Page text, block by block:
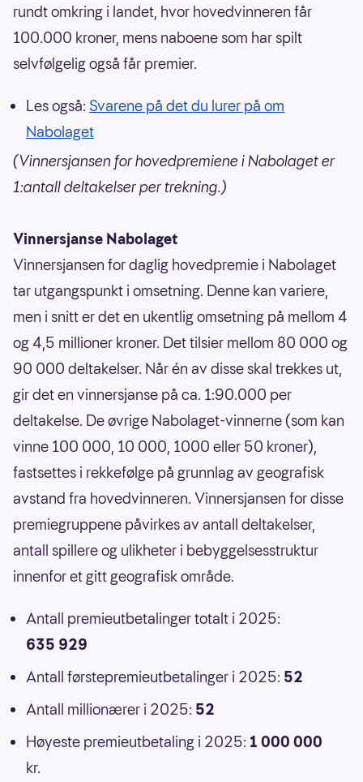
rundt omkring i landet, hvor hovedvinneren får
100.000 kroner, mens naboene som har spilt
selvfølgelig også får premier.
Les også: Svarene på det du lurer på om
Nabolaget
(Vinnersjansen for hovedpremiene i Nabolaget er
1:antall deltakelser per trekning.)
Vinnersjanse Nabolaget
Vinnersjansen for daglig hovedpremie i Nabolaget
tar utgangspunkt i omsetning. Denne kan variere,
men i snitt er det en ukentlig omsetning på mellom 4
og 4,5 millioner kroner. Det tilsier mellom 80 000 og
90 000 deltakelser. Når én av disse skal trekkes ut,
gir det en vinnersjanse på ca. 1:90.000 per
deltakelse. De øvrige Nabolaget-vinnerne (som kan
vinne 100 000, 10 000, 1000 eller 50 kroner),
fastsettes i rekkefølge på grunnlag av geografisk
avstand fra hovedvinneren. Vinnersjansen for disse
premiegruppene påvirkes av antall deltakelser,
antall spillere og ulikheter i bebyggelsesstruktur
innenfor et gitt geografisk område.
Antall premieutbetalinger totalt i 2025:
635 929
Antall førstepremieutbetalinger i 2025: 52
Antall millionærer i 2025: 52
Høyeste premieutbetaling i 2025: 1 000 000
kr.